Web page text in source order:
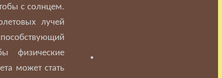
с солнцем.
лучей
физические
может стать